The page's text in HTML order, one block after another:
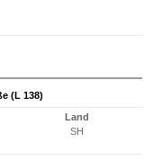
(L 138)
Land
SH